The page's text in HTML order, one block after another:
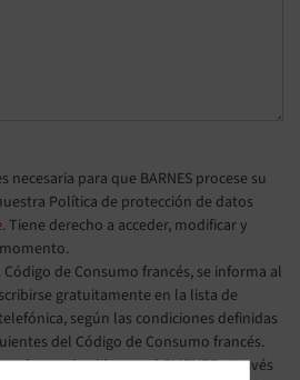
para que BARNES procese su
Política de protección de datos
. Tiene derecho a acceder, modificar y
de Consumo francés, se informa al
gratuitamente en la lista de
según las condiciones definidas
del Código de Consumo francés.
ser ejercido por el CLIENTE a través